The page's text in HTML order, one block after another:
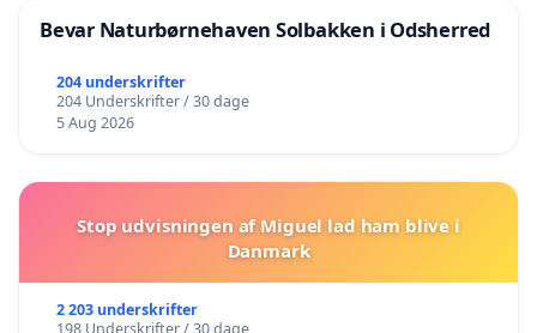
Bevar Naturbørnehaven Solbakken i Odsherred
204 underskrifter
204 Underskrifter / 30 dage
5 Aug 2026
Stop udvisningen af Miguel lad ham blive i
Danmark
2 203 underskrifter